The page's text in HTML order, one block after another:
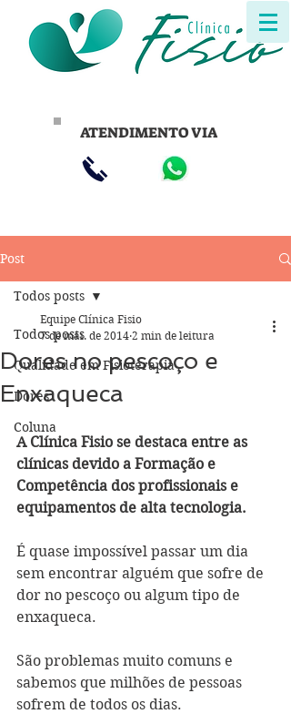
ATENDIMENTO VIA
Post
Todos posts
Qualidade em Fisioterapia
Dores
Coluna
Todos posts
Dores no pescoço e
Enxaqueca
Equipe Clínica Fisio
7 de mai. de 2014 2 min de leitura
A Clínica Fisio se destaca entre as
clínicas devido a Formação e
Competência dos profissionais e
equipamentos de alta tecnologia.
É quase impossível passar um dia
sem encontrar alguém que sofre de
dor no pescoço ou algum tipo de
enxaqueca.
São problemas muito comuns e
sabemos que milhões de pessoas
sofrem de todos os dias.